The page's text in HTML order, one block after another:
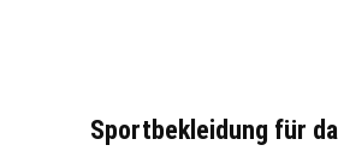
Sportbekleidung für